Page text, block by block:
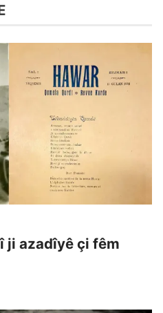
ji azadîyê çi fêm